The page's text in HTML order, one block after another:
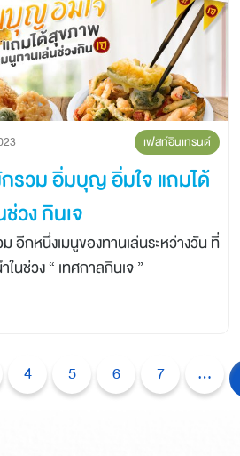
เฟสท์อินเทรนด์
รวม อิ่มบุญ อิ่มใจ แถมได้
วง กินเจ
น ที่
นช่วง “ เทศกาลกินเจ ”
4 5 6 7 ...